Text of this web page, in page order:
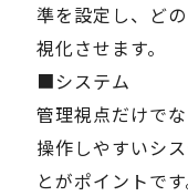
準を設定し、ど
視化させます。
■システム
管理視点だけで
操作しやすいシ
とがポイントで